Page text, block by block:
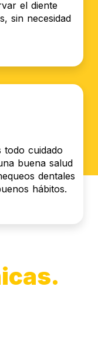
el diente
sin necesidad
todo cuidado
buena salud
dentales
hábitos.